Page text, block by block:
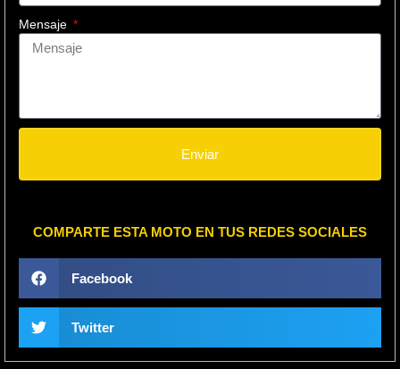
Mensaje
Enviar
COMPARTE ESTA MOTO EN TUS REDES SOCIALES
Facebook
Twitter